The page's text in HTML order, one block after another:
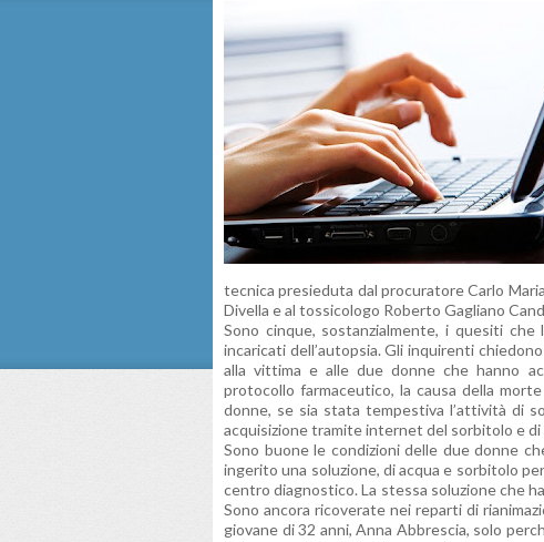
tecnica presieduta dal procuratore Carlo
Divella e al tossicologo Roberto Gagliano
Sono cinque, sostanzialmente, i quesiti
incaricati dell’autopsia. Gli inquirenti
alla vittima e alle due donne che hanno
protocollo farmaceutico, la causa della
donne, se sia stata tempestiva l’attività di
acquisizione tramite internet del sorbitolo e
Sono buone le condizioni delle due donne
ingerito una soluzione, di acqua e sorbitolo
centro diagnostico. La stessa soluzione che
Sono ancora ricoverate nei reparti di
giovane di 32 anni, Anna Abbrescia, solo